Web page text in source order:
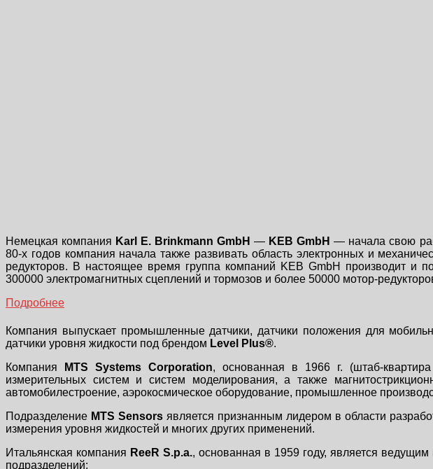
Немецкая компания Karl E. Brinkmann GmbH — KEB GmbH — начала свою
80-х годов компания начала также развивать область электронных и
редукторов. В настоящее время группа компаний KEB GmbH производит и
300000 электромагнитных сцеплений и тормозов и более 50000 мотор-
Подробнее
Компания выпускает промышленные датчики, датчики положения для
датчики уровня жидкости под брендом Level Plus®.
Компания
MTS Systems Corporation, основанная в 1966 г. (штаб-
измерительных систем и систем моделирования, а также
автомобилестроение, аэрокосмическое оборудование, промышленное
Подразделение MTS Sensors является признанным лидером в области
измерения уровня жидкостей и многих других применений.
Итальянская компания ReeR S.p.a., основанная в 1959 году, является
подразделений: